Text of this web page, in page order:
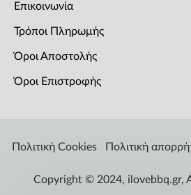
Επικοινωνία
Τρόποι Πληρωμής
Όροι Αποστολής
Όροι Επιστροφής
Πολιτική Cookies Πολιτική
Copyright © 2024, ilovebbq.gr,